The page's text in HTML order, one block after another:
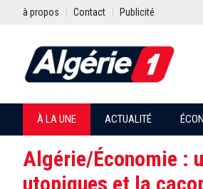
à propos Contact Publicité
À LA UNE ACTUALITÉ
Algérie/Économie :
utopiques et la